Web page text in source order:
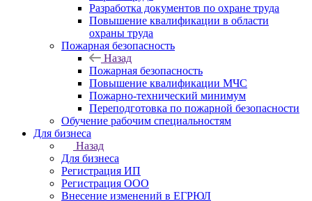
Разработка документов по охране труда
Повышение квалификации в области
охраны труда
Пожарная безопасность
Назад
Пожарная безопасность
Повышение квалификации МЧС
Пожарно-технический минимум
Переподготовка по пожарной безопасности
Обучение рабочим специальностям
Для бизнеса
Назад
Для бизнеса
Регистрация ИП
Регистрация ООО
Внесение изменений в ЕГРЮЛ